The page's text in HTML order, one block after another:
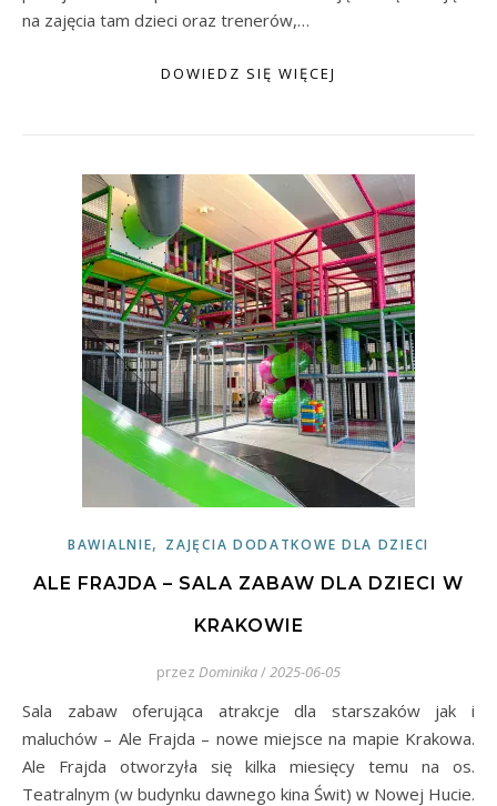
na zajęcia tam dzieci oraz trenerów,…
DOWIEDZ SIĘ WIĘCEJ
BAWIALNIE, ZAJĘCIA DODATKOWE DLA DZIECI
ALE FRAJDA – SALA ZABAW DLA DZIECI W
KRAKOWIE
przez Dominika/2025-06-05
Sala zabaw oferująca atrakcje dla starszaków jak i
maluchów – Ale Frajda – nowe miejsce na mapie Krakowa.
Ale Frajda otworzyła się kilka miesięcy temu na os.
Teatralnym (w budynku dawnego kina Świt) w Nowej Hucie.